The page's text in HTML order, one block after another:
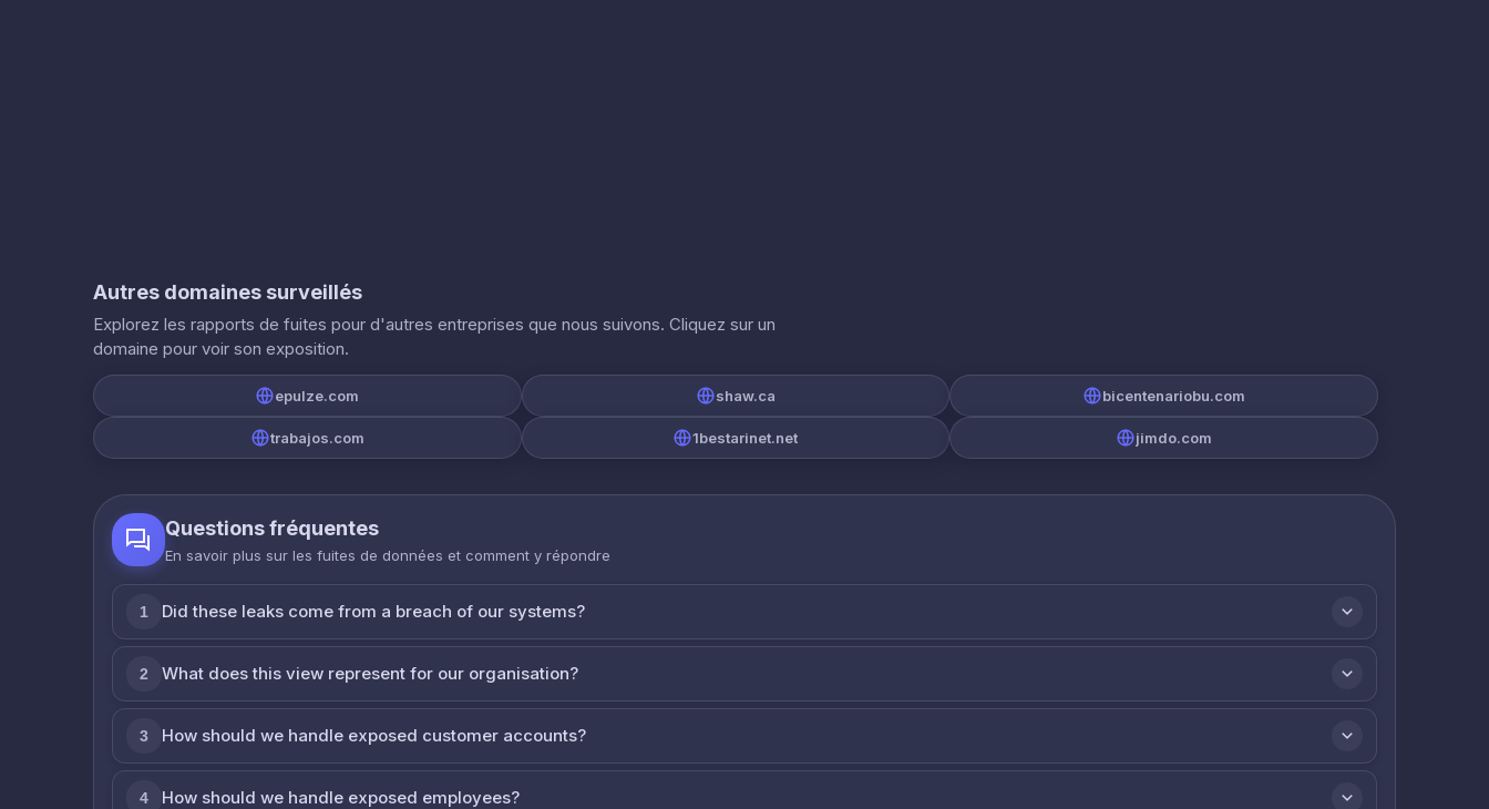
Autres domaines surveillés
Explorez les rapports de fuites pour d'autres entreprises que nous suivons. Cliquez sur un
domaine pour voir son exposition.
epulze.com shaw.ca bicentenariobu.com
trabajos.com 1bestarinet.net jimdo.com
Questions fréquentes
En savoir plus sur les fuites de données et comment y répondre
1 Did these leaks come from a breach of our systems?
2 What does this view represent for our organisation?
3 How should we handle exposed customer accounts?
4 How should we handle exposed employees?